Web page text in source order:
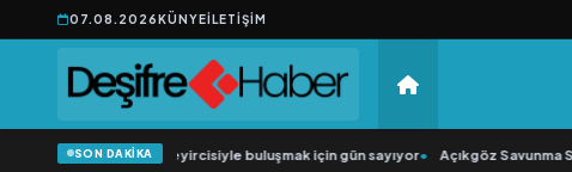
07.08.2026KÜNYEİLETIŞIM
SON DAKİKA
“Düğün Şarkıcısı” seyircisiyle buluşmak için gün sayıyor• Açıkgöz Savunma